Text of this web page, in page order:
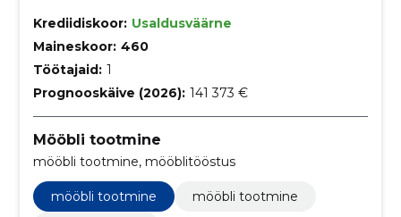
Krediidiskoor: Usaldusväärne
Maineskoor: 460
Töötajaid: 1
Prognooskäive (2026): 141 373 €
Mööbli tootmine
mööbli tootmine, mööblitööstus
mööbli tootmine
mööbli tootmine